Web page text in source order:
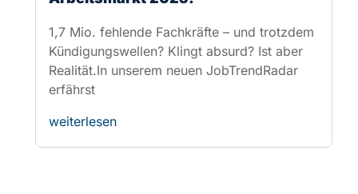
Monatlich suchen über 1 Mio. Kandidaten gezielt
nach Jobs im Mittelstand und machen yourfirm.de
zu einer der führenden Online-Jobbörsen in